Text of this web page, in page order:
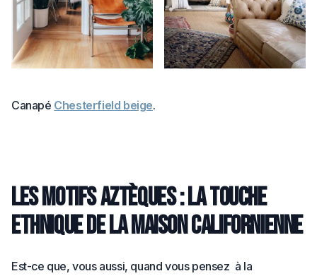
Canapé Chesterfield beige.
Les motifs aztèques : la touche
ethnique de la maison californienne
Est-ce que, vous aussi, quand vous pensez à la